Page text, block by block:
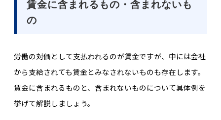
賃金に含まれるもの・含まれないも
の
労働の対価として支払われるのが賃金ですが、中には会社
から支給されても賃金とみなされないものも存在します。
賃金に含まれるものと、含まれないものについて具体例を
挙げて解説しましょう。